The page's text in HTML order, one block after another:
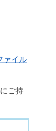
ァイル
ご持